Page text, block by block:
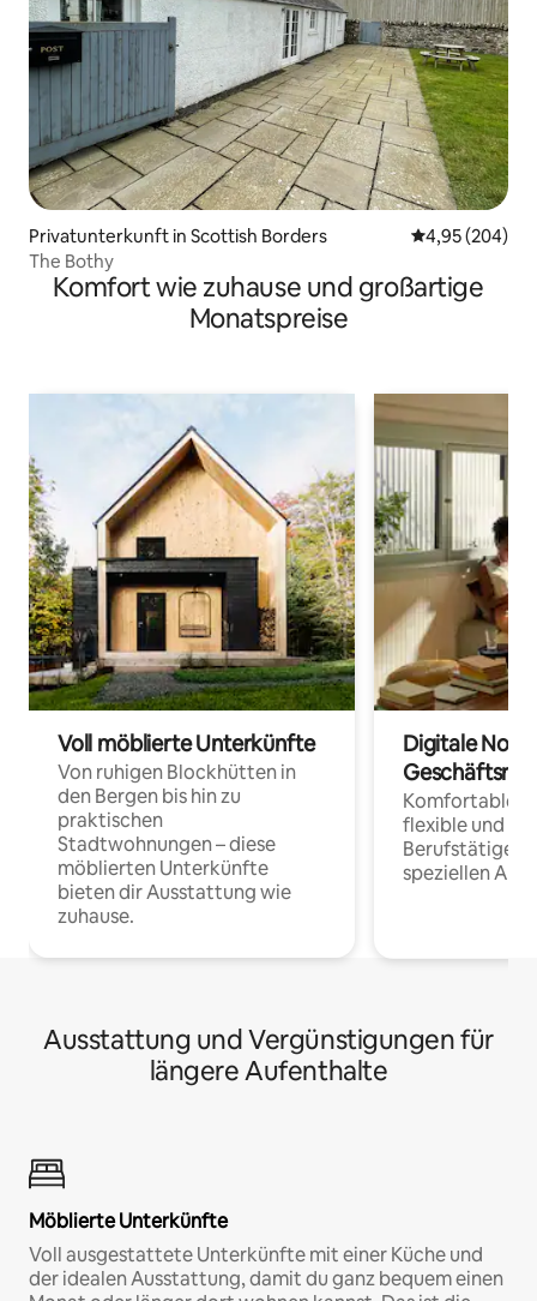
Privatunterkunft in Scottish Borders
4,95 (204)
The Bothy
Komfort wie zuhause und großartige
Monatspreise
Voll möblierte Unterkünfte
Von ruhigen Blockhütten in
den Bergen bis hin zu
praktischen
Stadtwohnungen – diese
möblierten Unterkünfte
bieten dir Ausstattung wie
zuhause.
Digitale
Komfortable
flexible und
Berufstätige
speziellen
Ausstattung und Vergünstigungen für
längere Aufenthalte
Möblierte Unterkünfte
Voll ausgestattete Unterkünfte mit einer Küche und
der idealen Ausstattung, damit du ganz bequem einen